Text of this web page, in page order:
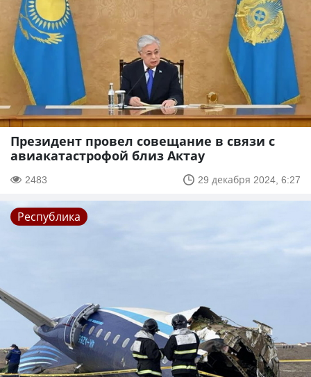
Президент провел совещание в связи с
авиакатастрофой близ Актау
2483 29 декабря 2024, 6:27
Республика